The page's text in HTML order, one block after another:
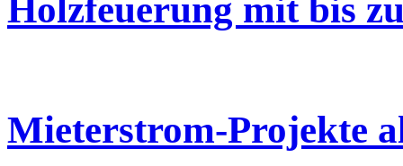
Holzfeuerung mit bis
Mieterstrom-Projekte